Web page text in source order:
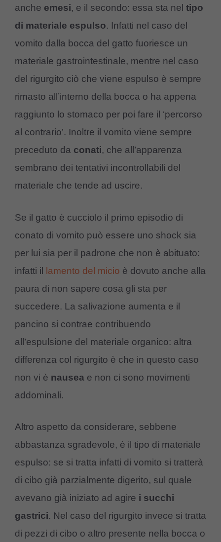
anche emesi, e il secondo: essa sta nel tipo
di materiale espulso. Infatti nel caso del
vomito dalla bocca del gatto fuoriesce un
materiale gastrointestinale, mentre nel caso
del rigurgito ciò che viene espulso è sempre
rimasto all’interno della bocca o ha appena
raggiunto lo stomaco per poi fare il ‘percorso
al contrario’. Inoltre il vomito viene sempre
preceduto da conati, che all’apparenza
sembrano dei tentativi incontrollabili del
materiale che tende ad uscire.
Se il gatto è cucciolo il primo episodio di
conato di vomito può essere uno shock sia
per lui sia per il padrone che non è abituato:
infatti il
lamento del micio è dovuto anche alla
paura di non sapere cosa gli sta per
succedere. La salivazione aumenta e il
pancino si contrae contribuendo
all’espulsione del materiale organico: altra
differenza col rigurgito è che in questo caso
non vi è nausea e non ci sono movimenti
addominali.
Altro aspetto da considerare, sebbene
abbastanza sgradevole, è il tipo di materiale
espulso: se si tratta infatti di vomito si tratterà
di cibo già parzialmente digerito, sul quale
avevano già iniziato ad agire i succhi
gastrici. Nel caso del rigurgito invece si tratta
di pezzi di cibo o altro presente nella bocca o